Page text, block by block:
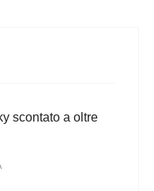
scontato a oltre